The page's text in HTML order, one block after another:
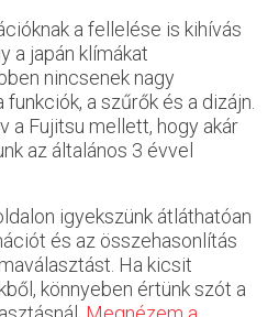
a fellelése is kihívás
a japán klímákat
nincsenek nagy
a szűrők és a dizájn.
a Fujitsu mellett, hogy akár
az általános 3 évvel
igyekszünk átláthatóan
és az összehasonlítás
Ha kicsit
könnyeben értünk szót a